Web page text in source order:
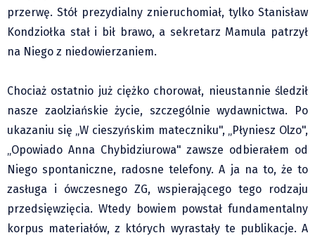
przerwę. Stół prezydialny znieruchomiał, tylko Stanisław
Kondziołka stał i bił brawo, a sekretarz Mamula patrzył
na Niego z niedowierzaniem.
Chociaż ostatnio już ciężko chorował, nieustannie śledził
nasze zaolziańskie życie, szczególnie wydawnictwa. Po
ukazaniu się „W cieszyńskim mateczniku", „Płyniesz Olzo",
„Opowiado Anna Chybidziurowa" zawsze odbierałem od
Niego spontaniczne, radosne telefony. A ja na to, że to
zasługa i ówczesnego ZG, wspierającego tego rodzaju
przedsięwzięcia. Wtedy bowiem powstał fundamentalny
korpus materiałów, z których wyrastały te publikacje. A